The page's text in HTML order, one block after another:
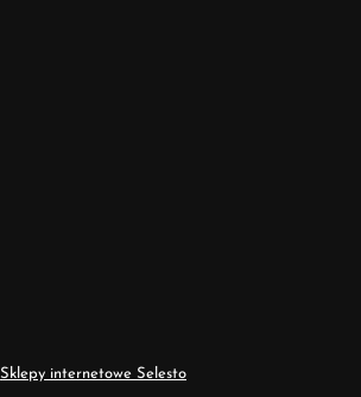
Sklepy internetowe Selesto